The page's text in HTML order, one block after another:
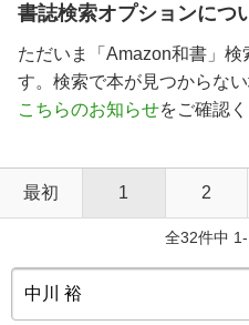
書誌検索オプションにつ
ただいま「Amazon和書」検
す。検索で本が見つからな
こちらのお知らせをご確認く
最初 1 2
全32件中